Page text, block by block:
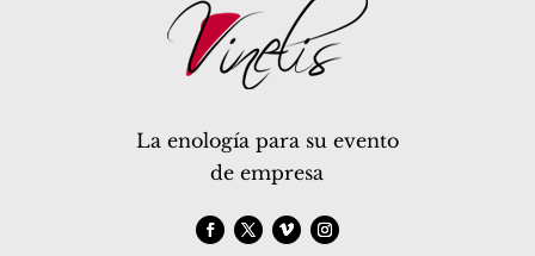
La enología para su evento
de empresa